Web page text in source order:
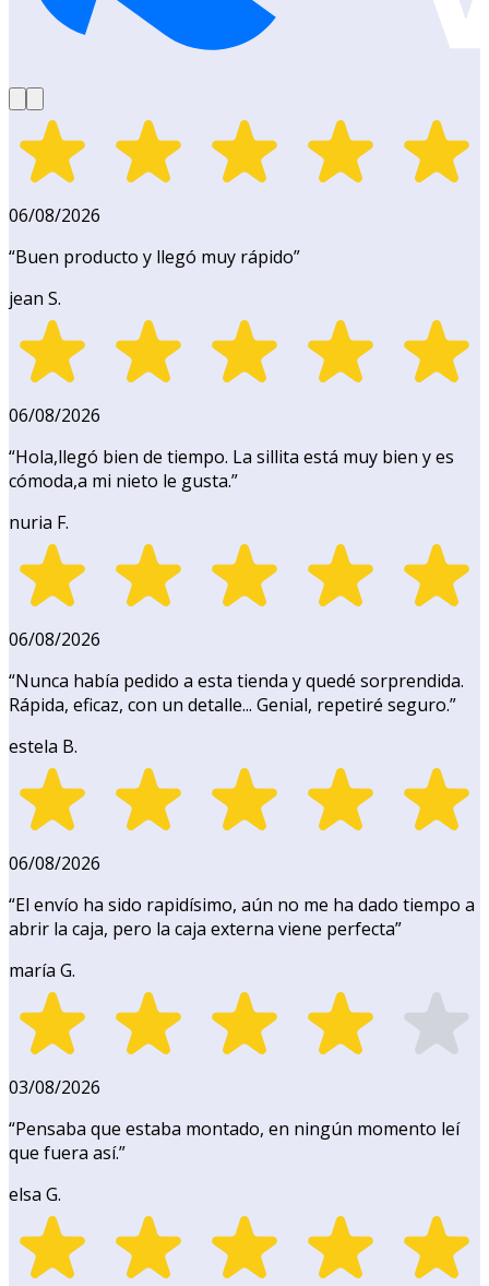
06/08/2026
“Buen producto y llegó muy rápido”
jean S.
06/08/2026
“Hola,llegó bien de tiempo. La sillita está muy bien y es
cómoda,a mi nieto le gusta.”
nuria F.
06/08/2026
“Nunca había pedido a esta tienda y quedé sorprendida.
Rápida, eficaz, con un detalle... Genial, repetiré seguro.”
estela B.
06/08/2026
“El envío ha sido rapidísimo, aún no me ha dado tiempo a
abrir la caja, pero la caja externa viene perfecta”
maría G.
03/08/2026
“Pensaba que estaba montado, en ningún momento leí
que fuera así.”
elsa G.